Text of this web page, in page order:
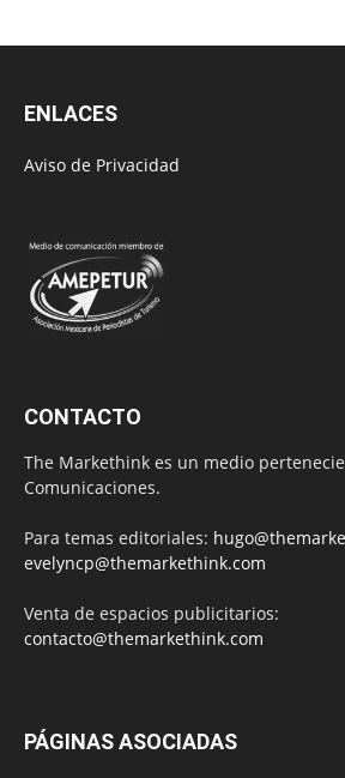
ENLACES
Aviso de Privacidad
CONTACTO
The Markethink es un medio
Comunicaciones.
Para temas editoriales:
evelyncp@themarkethink.com
Venta de espacios publicitarios:
contacto@themarkethink.com
PÁGINAS ASOCIADAS